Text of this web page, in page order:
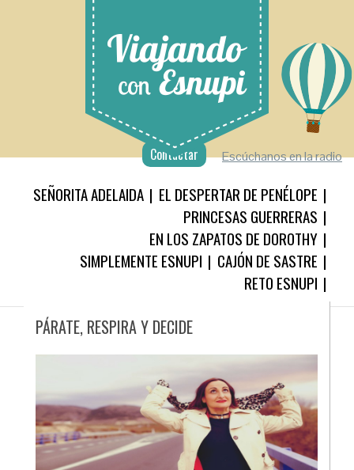
Escúchanos en la radio
Contactar
SEÑORITA ADELAIDA
EL DESPERTAR DE PENÉLOPE
PRINCESAS GUERRERAS
EN LOS ZAPATOS DE DOROTHY
SIMPLEMENTE ESNUPI
CAJÓN DE SASTRE
RETO ESNUPI
PÁRATE, RESPIRA Y DECIDE